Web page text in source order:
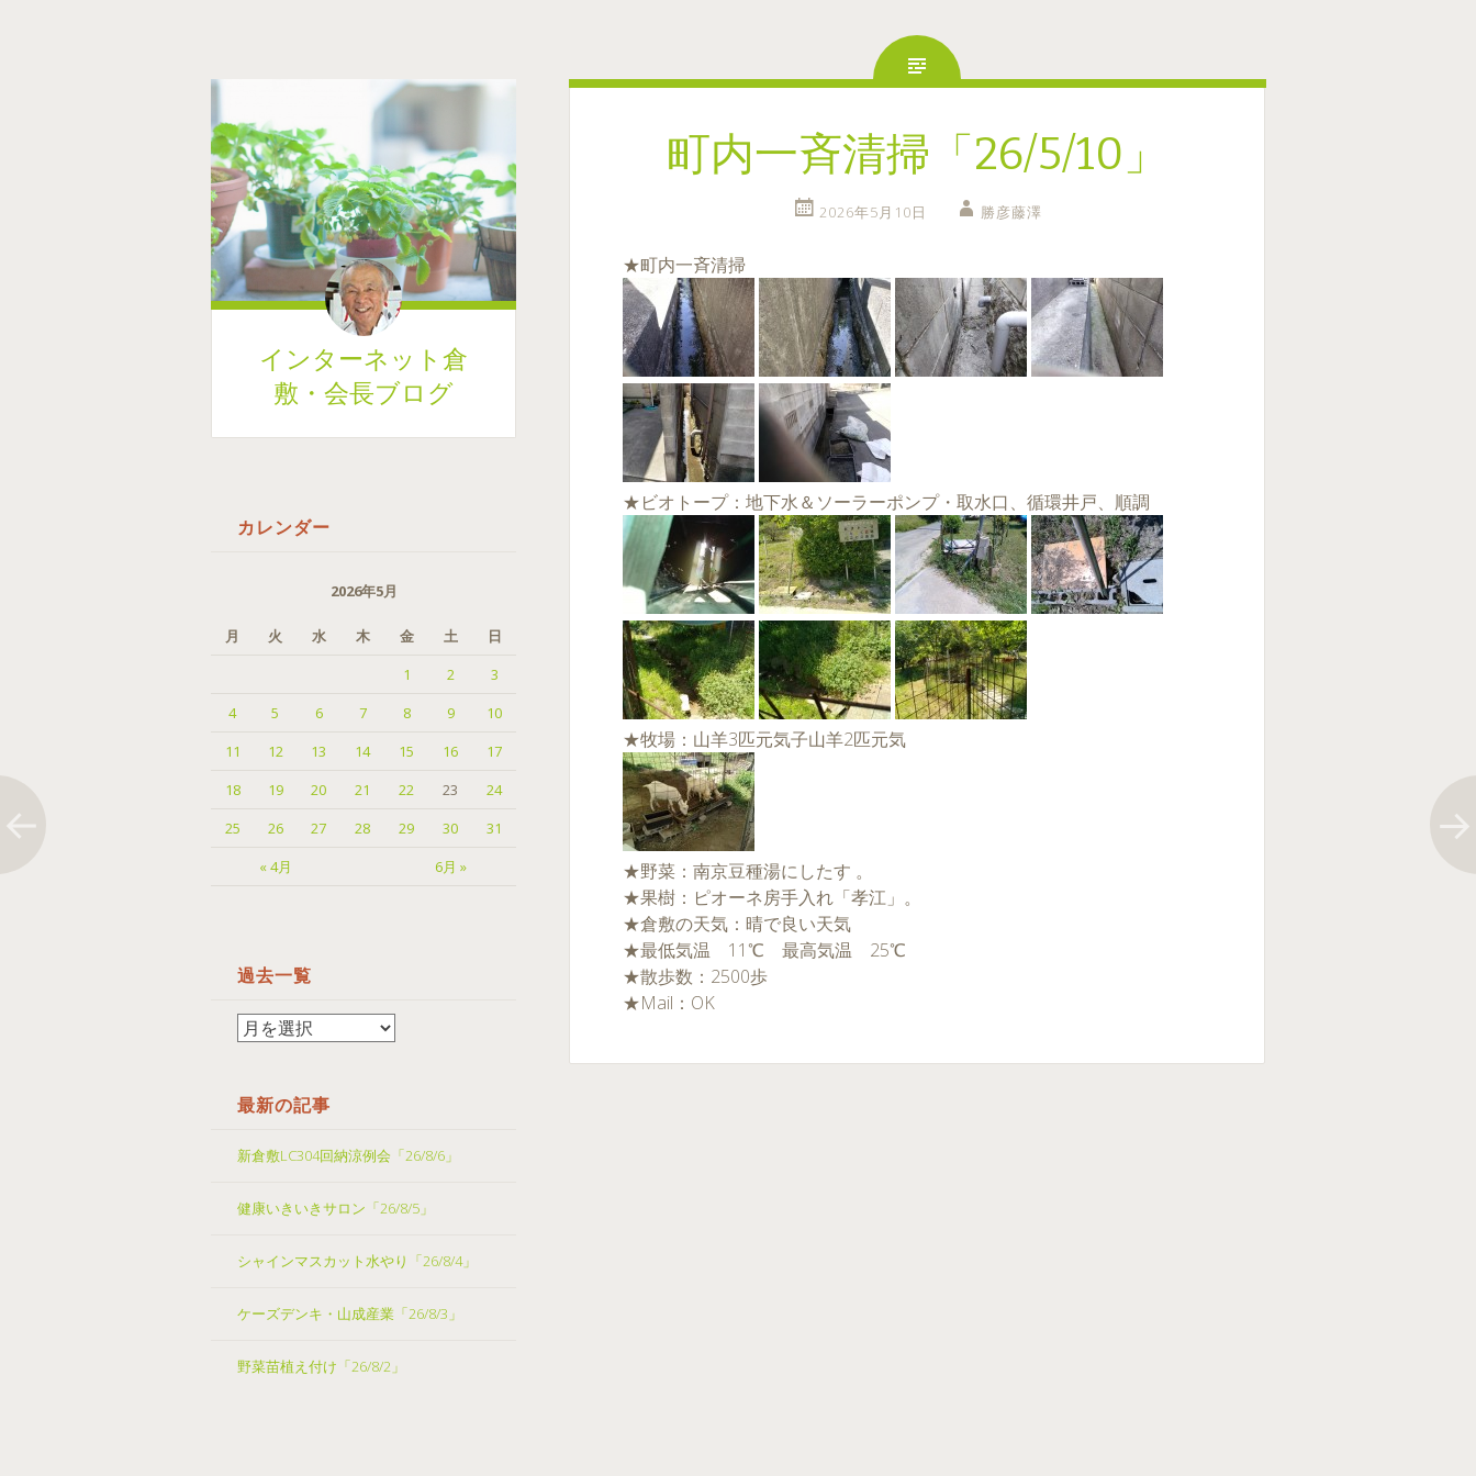
インターネット倉
敷・会長ブログ
カレンダー
2026年5月
月 火 水 木 金 土 日
« 4月 6月 »
1 2
3
4
5 6 7 8 9
10
11
12 13 14 15 16
17
18
19 20 21 22 23
24
25
26 27 28 29 30 31
過去一覧
最新の記事
新倉敷LC304回納涼例会「26/8/6」
健康いきいきサロン「26/8/5」
シャインマスカット水やり「26/8/4」
ケーズデンキ・山成産業「26/8/3」
野菜苗植え付け「26/8/2」
町内一斉清掃「26/5/10」
2026年5月10日 勝彦藤澤
★町内一斉清掃
★ビオトープ：地下水＆ソーラーポンプ・取水口、循環井戸、順調
★牧場：山羊3匹元気子山羊2匹元気
★野菜：南京豆種湯にしたす 。
★果樹：ピオーネ房手入れ「孝江」。
★倉敷の天気：晴で良い天気
★最低気温 11℃ 最高気温 25℃
★散歩数：2500歩
★Mail：OK